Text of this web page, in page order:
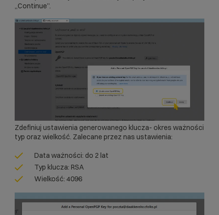
„Continue”.
Zdefiniuj ustawienia generowanego klucza- okres ważności
typ oraz wielkość. Zalecane przez nas ustawienia:
Data ważności: do 2 lat
Typ klucza: RSA
Wielkość: 4096